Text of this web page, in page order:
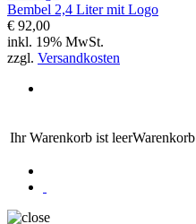
Bembel 2,4 Liter mit Logo
€ 92,00
inkl. 19% MwSt.
zzgl. Versandkosten
Ihr Warenkorb ist leerWarenkorb